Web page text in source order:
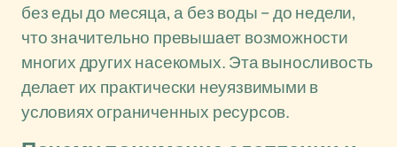
без еды до месяца, а без воды – до недели,
что значительно превышает возможности
многих других насекомых. Эта выносливость
делает их практически неуязвимыми в
условиях ограниченных ресурсов.